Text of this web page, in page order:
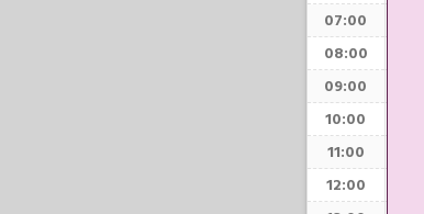
07:00
08:00
09:00
10:00
11:00
12:00